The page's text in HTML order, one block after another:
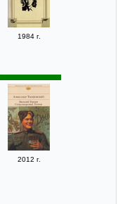
1984 г.
2012 г.